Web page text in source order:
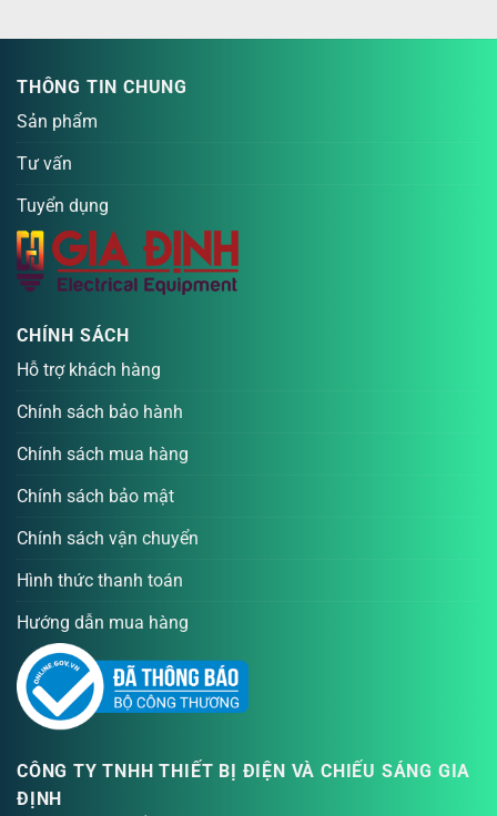
THÔNG TIN CHUNG
Sản phẩm
Tư vấn
Tuyển dụng
CHÍNH SÁCH
Hỗ trợ khách hàng
Chính sách bảo hành
Chính sách mua hàng
Chính sách bảo mật
Chính sách vận chuyển
Hình thức thanh toán
Hướng dẫn mua hàng
CÔNG TY TNHH THIẾT BỊ ĐIỆN VÀ CHIẾU SÁNG GIA
ĐỊNH